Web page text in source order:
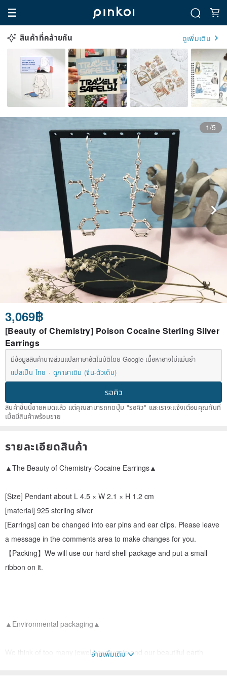
สินค้าที่คล้ายกัน ดูเพิ่มเติม
1/5
3,069฿
[Beauty of Chemistry] Poison Cocaine Sterling Silver
Earrings
มีข้อมูลสินค้าบางส่วนแปลภาษาอัตโนมัติโดย Google เนื้อหาอาจไม่แม่นยำ
แปลเป็น ไทย
ดูภาษาเดิม (จีน-ตัวเต็ม)
รอคิว
สินค้าชิ้นนี้ขายหมดแล้ว แต่คุณสามารถกดปุ่ม "รอคิว" และเราจะแจ้งเตือนคุณทันที
เมื่อมีสินค้าพร้อมขาย
รายละเอียดสินค้า
▲The Beauty of Chemistry-Cocaine Earrings▲
[Size] Pendant about L 4.5 × W 2.1 × H 1.2 cm
[material] 925 sterling silver
[Earrings] can be changed into ear pins and ear clips. Please leave
a message in the comments area to make changes for you.
【Packing】We will use our hard shell package and put a small
ribbon on it.
▲Environmental packaging▲
We think of too many jewel box guests and our beautiful earth
อ่านเพิ่มเติม